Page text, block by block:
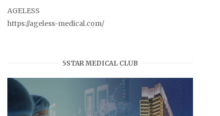
AGELESS
https://ageless-medical.com/
5STAR MEDICAL CLUB